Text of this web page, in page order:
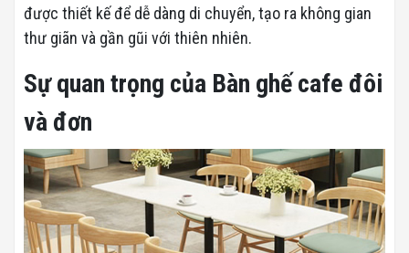
được thiết kế để dễ dàng di chuyển, tạo ra không gian
thư giãn và gần gũi với thiên nhiên.
Sự quan trọng của Bàn ghế cafe đôi
và đơn